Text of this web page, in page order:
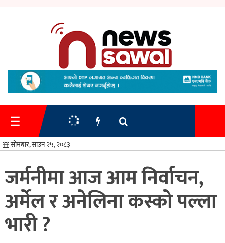
गृहपृष्ठ
समाचार
प्रशासन
स्वास्थ्य/
शिक्षा
मनोरन्जन
☰
सोमबार, साउन २५, २०८३
जर्मनीमा आज आम निर्वाचन,
अर्मेल र अनेलिना कस्को पल्ला
भारी ?